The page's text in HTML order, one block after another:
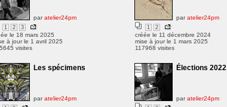
paratelier24pm
1 2 3
le 18 mars 2025
à jour le 1 avril 2025
visites
paratelier24pm
1 2
créée le 11 décembre 2024
mise à jour le 1 mars 2025
117968 visites
Les spécimens
paratelier24pm
Élections 2022
paratelier24pm